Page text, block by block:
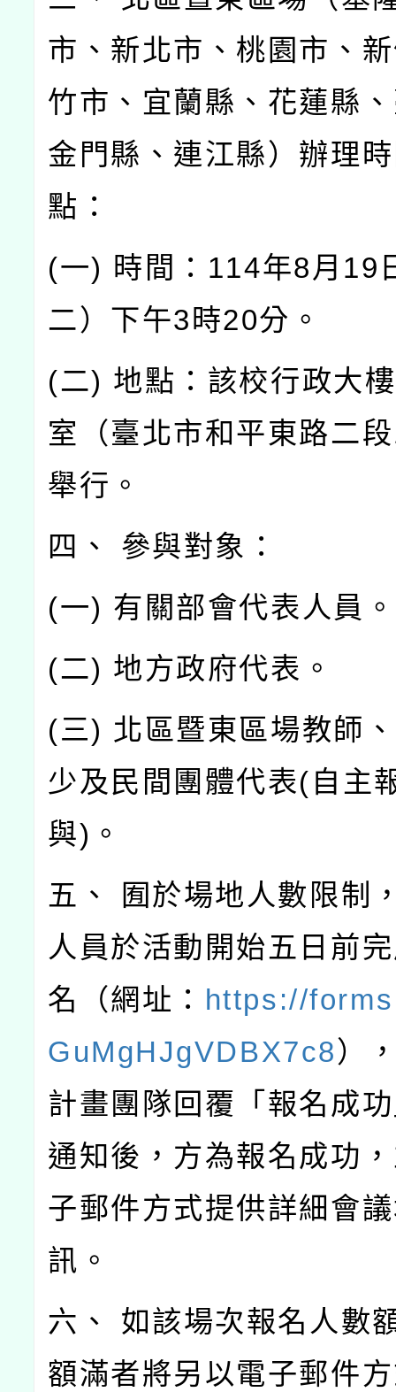
市、新北市、桃園市、
竹市、宜蘭縣、花蓮縣
金門縣、連江縣）辦理
點：
(一) 時間：114年8月19
二）下午3時20分。
(二) 地點：該校行政大
室（臺北市和平東路二
舉行。
四、 參與對象：
(一) 有關部會代表人員。
(二) 地方政府代表。
(三) 北區暨東區場教師
少及民間團體代表(自主
與)。
五、 囿於場地人數限制
人員於活動開始五日前
名（網址： https://
GuMgHJgVDBX7c8）
計畫團隊回覆「報名成
通知後，方為報名成功
子郵件方式提供詳細會
訊。
六、 如該場次報名人數
額滿者將另以電子郵件